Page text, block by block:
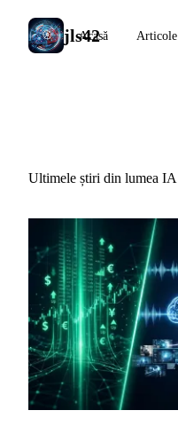
jls42
Acasă Articole
Ultimele știri din lumea IA